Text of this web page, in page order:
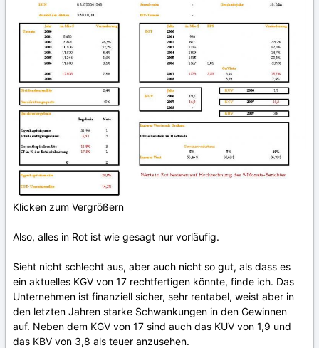
Klicken zum Vergrößern
Also, alles in Rot ist wie gesagt nur vorläufig.
Sieht nicht schlecht aus, aber auch nicht so gut, als dass es
ein aktuelles KGV von 17 rechtfertigen könnte, finde ich. Das
Unternehmen ist finanziell sicher, sehr rentabel, weist aber in
den letzten Jahren starke Schwankungen in den Gewinnen
auf. Neben dem KGV von 17 sind auch das KUV von 1,9 und
das KBV von 3,8 als teuer anzusehen.